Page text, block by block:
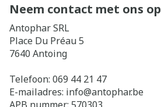
Neem contact met ons op
Antophar SRL
Place Du Préau 5
7640 Antoing
Telefoon: 069 44 21 47
E-mailadres: info@antophar.be